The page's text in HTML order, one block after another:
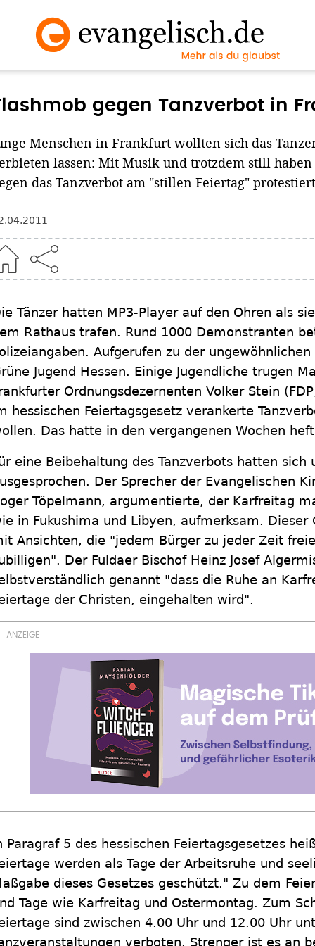
gegen Tanzverbot in
Menschen in Frankfurt wollten sich das
lassen: Mit Musik und trotzdem still
das Tanzverbot am "stillen Feiertag"
Tänzer hatten MP3-Player auf den Ohren als
Rathaus trafen. Rund 1000 Demonstranten
Aufgerufen zu der
Jugend Hessen. Einige Jugendliche trugen
Ordnungsdezernenten Volker Stein
hessischen Feiertagsgesetz verankerte
Das hatte in den vergangenen Wochen
eine Beibehaltung des Tanzverbots hatten
Der Sprecher der Evangelischen
Töpelmann, argumentierte, der Karfreitag
in Fukushima und Libyen, aufmerksam.
Ansichten, die "jedem Bürger zu jeder Zeit
Der Fuldaer Bischof Heinz Josef
genannt "dass die Ruhe an
der Christen, eingehalten wird".
Paragraf 5 des hessischen Feiertagsgesetzes
werden als Tage der Arbeitsruhe und
dieses Gesetzes geschützt." Zu dem
Tage wie Karfreitag und Ostermontag. Zum
sind zwischen 4.00 Uhr und 12.00 Uhr
verboten. Strenger ist es an